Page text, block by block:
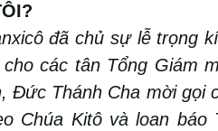
đã chủ sự lễ trọng
các tân Tổng Giám
Đức Thánh Cha mời gọi
Chúa Kitô và loan báo